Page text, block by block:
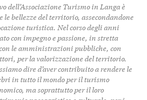
dell’Associazione Turismo in Langa è
le bellezze del territorio, assecondandone
turistica. Nel corso degli anni
con impegno e passione, in stretta
le amministrazioni pubbliche, con
per la valorizzazione del territorio.
dire d’aver contribuito a rendere le
in tutto il mondo per il turismo
ma soprattutto per il loro